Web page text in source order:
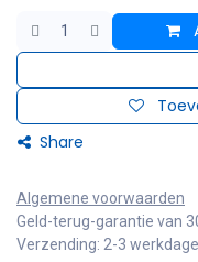
Share
Algemene voorwaarden
Geld-terug-garantie van
Verzending: 2-3